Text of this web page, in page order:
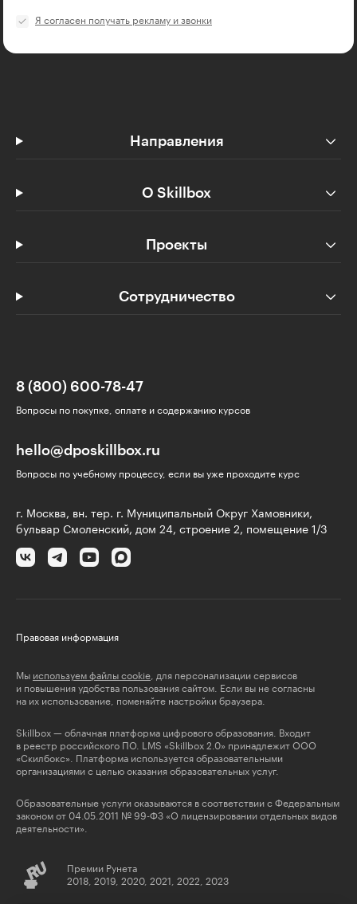
Я согласен получать рекламу и звонки
Направления
О Skillbox
Проекты
Сотрудничество
8 (800) 600-78-47
Вопросы по покупке, оплате и содержанию курсов
hello@dposkillbox.ru
Вопросы по учебному процессу, если вы уже проходите курс
г. Москва, вн. тер. г. Муниципальный Округ Хамовники,
бульвар Смоленский, дом 24, строение 2, помещение 1/3
Правовая информация
Мы используем файлы cookie , для персонализации сервисов
и повышения удобства пользования сайтом. Если вы не согласны
на их использование, поменяйте настройки браузера.
Skillbox — облачная платформа цифрового образования. Входит
в реестр российского ПО. LMS «Skillbox 2.0» принадлежит ООО
«Скилбокс». Платформа используется образовательными
организациями с целью оказания образовательных услуг.
Образовательные услуги оказываются в соответствии с Федеральным
законом от 04.05.2011 № 99-ФЗ «О лицензировании отдельных видов
деятельности».
Премии Рунета
2018, 2019, 2020, 2021, 2022, 2023